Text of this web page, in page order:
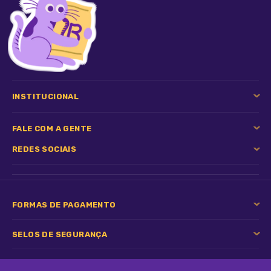
Tipo de pet:
Cães e Gatos
INSTITUCIONAL
FALE COM A GENTE
REDES SOCIAIS
FORMAS DE PAGAMENTO
SELOS DE SEGURANÇA